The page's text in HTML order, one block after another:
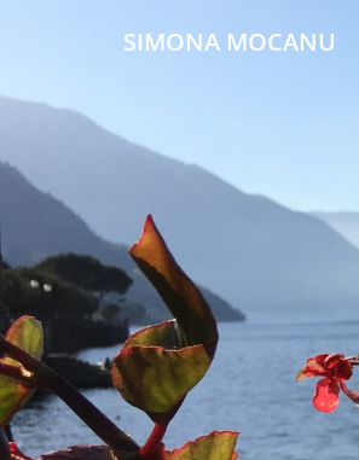
SIMONA MOCANU